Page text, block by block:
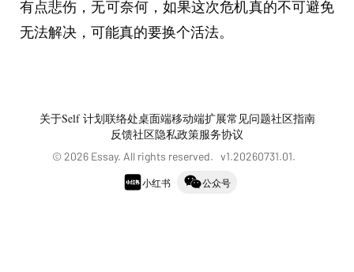
有点悲伤，无可奈何，如果这次危机真的不可避免
无法解决，可能真的要换个活法。
关于Self 计划联络处桌面端移动端扩展常见问题社区指南
反馈社区隐私政策服务协议
© 2026 Essay. All rights reserved. v1.20260731.01.
小红书 公众号